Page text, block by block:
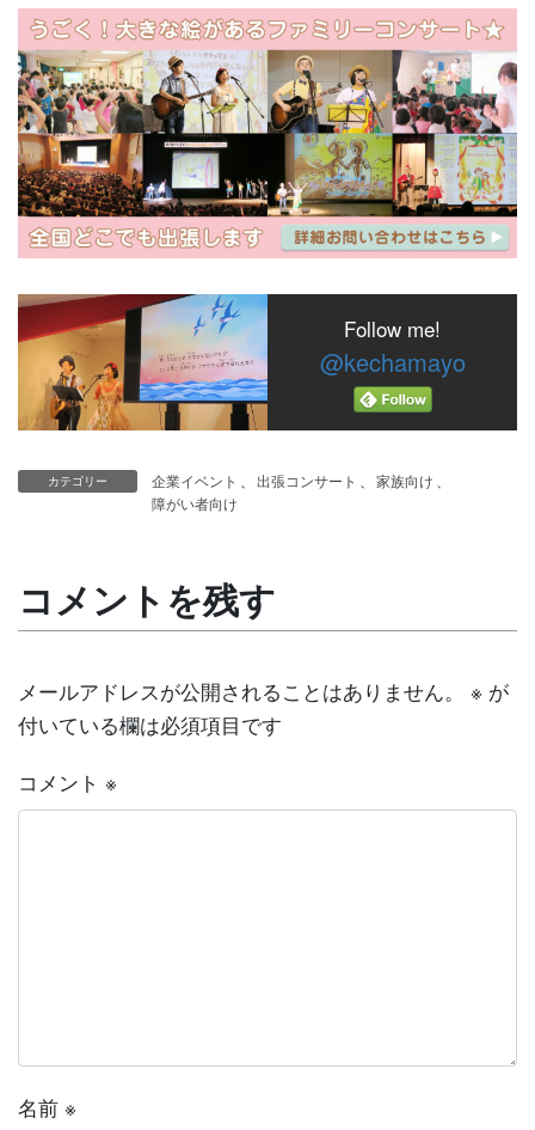
Follow me!
@kechamayo
カテゴリー 企業イベント 、 出張コンサート 、 家族向け 、
障がい者向け
コメントを残す
メールアドレスが公開されることはありません。 ※ が
付いている欄は必須項目です
コメント ※
名前 ※